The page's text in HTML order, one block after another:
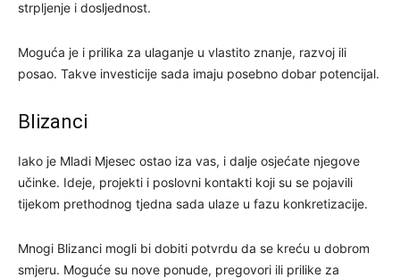
strpljenje i dosljednost.
Moguća je i prilika za ulaganje u vlastito znanje, razvoj ili
posao. Takve investicije sada imaju posebno dobar potencijal.
Blizanci
Iako je Mladi Mjesec ostao iza vas, i dalje osjećate njegove
učinke. Ideje, projekti i poslovni kontakti koji su se pojavili
tijekom prethodnog tjedna sada ulaze u fazu konkretizacije.
Mnogi Blizanci mogli bi dobiti potvrdu da se kreću u dobrom
smjeru. Moguće su nove ponude, pregovori ili prilike za